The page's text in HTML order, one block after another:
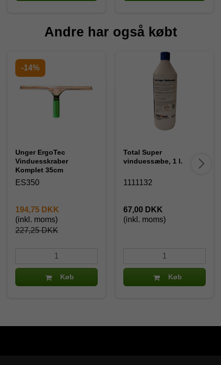
Andre har også købt
-14%
Unger ErgoTec
Vinduesskraber
Komplet 35cm
ES350
227,25 DKK
194,75 DKK
(inkl. moms)
Køb
Total Super
vinduessæbe, 1 l.
1111132
67,00 DKK
(inkl. moms)
Køb